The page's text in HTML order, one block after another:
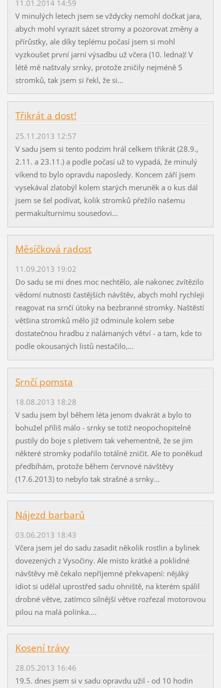
11.01.2014 14:59
V minulých letech jsem se vždycky nemohl dočkat jara,
abych mohl vyrazit sázet stromy a pozorovat změny a
přírůstky, ale díky teplému počasí jsem si mohl
vyzkoušet první jarní výsadbu už včera (10. ledna)! V
létě mě naštvaly srnky, protože zničily nejméně 5
stromků, tak jsem si řekl, že si...
Třikrát a dost!
25.11.2013 12:57
V sadu jsem si tento podzim hrál celkem třikrát (28.9.,
2.11. a 23.11.) a podle počasí už to vypadá, že minulý
víkend to bylo opravdu naposledy. Koncem září jsem
vysekával zlatobýl kolem starých meruněk a o kus dál
jsem se šel podívat, kolik stromků přežilo našemu
permakulturnímu sousedovi...
Měsíčková radost
11.09.2013 19:02
Do sadu se mi dnes moc nechtělo, ale nakonec zvítězilo
vědomí nutnosti častějších návštěv, abych mohl rychleji
reagovat na srnčí útoky na bezbranné stromky. Naštěstí
většina stromků mělo již odminule kolem sebe
dostatečnou hradbu z nalámaných větví - a tam, kde to
podle okousaných listů nestačilo,...
Srnčí pomsta
18.08.2013 18:28
V sadu jsem byl během léta jenom dvakrát a bylo to
bohužel příliš málo - srnky se totiž neopochopitelně
pustily do boje s pletivem tak vehementně, že se jim
některé stromky podařilo totálně zničit. Ale to poněkud
předbíhám, protože během červnové návštěvy
(17.6.2013) to nebylo tak strašné a srnky...
Nájezd barbarů
03.06.2013 18:43
Včera jsem jel do sadu zasadit několik rostlin a bylinek
dovezených z Vysočiny. Ale místo krátké a poklidné
návštěvy mě čekalo nepříjemné překvapení: nějáký
idiot si udělal uprostřed sadu ohniště, na kterém spálil
drobné větve, zatímco silnější větve rozřezal motorovou
pilou na malá polínka....
Kosení trávy
28.05.2013 16:46
19.5. dnes jsem si v sadu opravdu užil - od 10 hodin